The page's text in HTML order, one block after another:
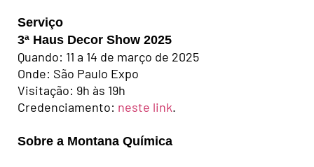
Serviço
3ª Haus Decor Show 2025
Quando: 11 a 14 de março de 2025
Onde: São Paulo Expo
Visitação: 9h às 19h
Credenciamento: neste link.
Sobre a Montana Química